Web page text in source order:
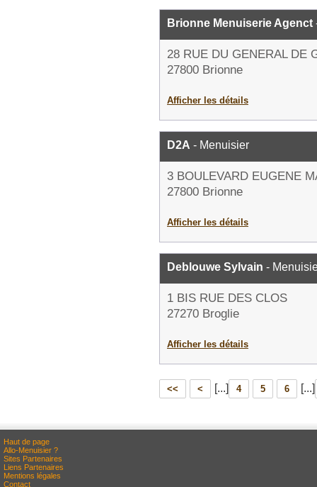
Brionne Menuiserie Agenct
28 RUE DU GENERAL DE
27800 Brionne
Afficher les détails
D2A - Menuisier
3 BOULEVARD EUGENE
27800 Brionne
Afficher les détails
Deblouwe Sylvain -
1 BIS RUE DES CLOS
27270 Broglie
Afficher les détails
<< < [...] 4 5 6 [...]
Haut de page
Allo-Menuisier ?
Sites Partenaires
Liens Partenaires
Mentions légales
Contact